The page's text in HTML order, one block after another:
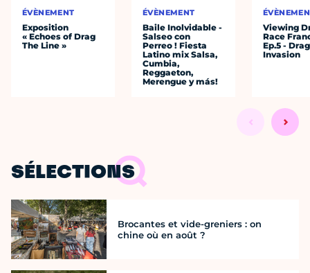
ÉVÈNEMENT
Exposition
« Echoes of Drag
The Line »
ÉVÈNEMENT
Baile Inolvidable -
Salseo con
Perreo ! Fiesta
Latino mix Salsa,
Cumbia,
Reggaeton,
Merengue y más!
Viewing
Race
Ep.5 - Drag
Invasion
SÉLECTIONS
Brocantes et vide-greniers : on
chine où en août ?